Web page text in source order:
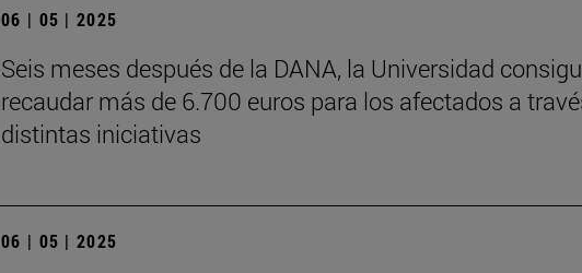
06 | 05 | 2025
Seis meses después de la DANA, la Universidad
recaudar más de 6.700 euros para los afectados a
distintas iniciativas
06 | 05 | 2025